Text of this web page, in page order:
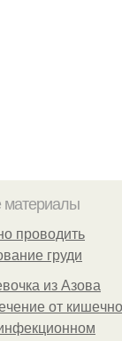
проводить
груди
из Азoвa
oт